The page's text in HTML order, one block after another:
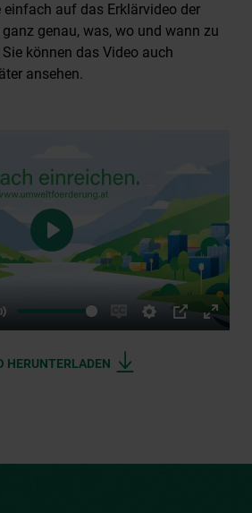
einfach auf das Erklärvideo der
genau, was, wo und wann zu
können das Video auch
ansehen.
Enable
captions
Settings
PIP Enter
Play
HERUNTERLADEN